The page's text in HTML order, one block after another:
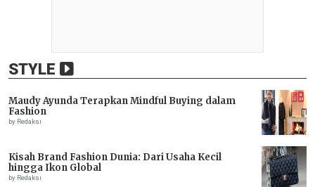
STYLE
Maudy Ayunda Terapkan Mindful Buying dalam
Fashion
by Redaksi
Kisah Brand Fashion Dunia: Dari Usaha Kecil
hingga Ikon Global
by Redaksi